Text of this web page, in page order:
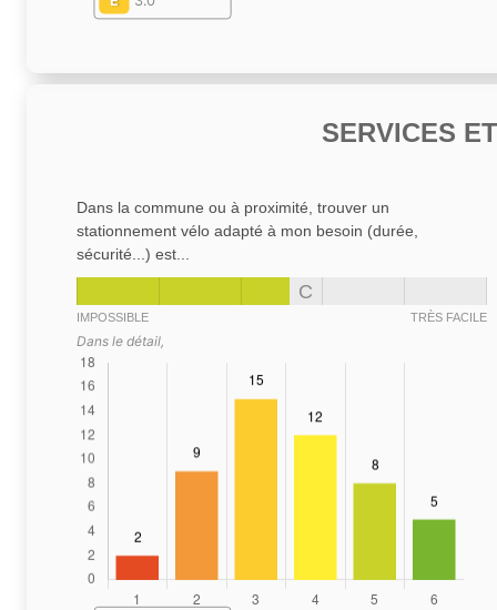
SERVICES
Dans la commune ou à proximité, trouver un
stationnement vélo adapté à mon besoin (durée,
sécurité...) est...
C
IMPOSSIBLE TRÈS FACILE
Dans le détail,